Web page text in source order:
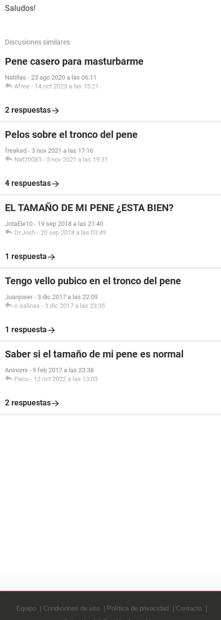
Saludos!
Discusiones similares
Pene casero para masturbarme
Natillas - 23 ago 2020 a las 06:11
Afree - 14 oct 2023 a las 15:21
2 respuestas
Pelos sobre el tronco del pene
freaked - 3 nov 2021 a las 17:16
Nat20083 - 3 nov 2021 a las 19:31
4 respuestas
EL TAMAÑO DE MI PENE ¿ESTA BIEN?
JotaEle10 - 19 sep 2018 a las 21:40
Dr.Josh - 20 sep 2018 a las 03:49
1 respuesta
Tengo vello pubico en el tronco del pene
Juanjoser - 3 dic 2017 a las 22:09
c-salinas - 3 dic 2017 a las 23:35
1 respuesta
Saber si el tamaño de mi pene es normal
Aninomi - 9 feb 2017 a las 23:38
Paco - 12 oct 2022 a las 13:03
2 respuestas
Equipo Condiciones de uso Política de privacidad
Contacto